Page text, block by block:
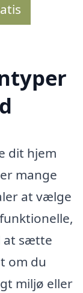
dit hjem
mange
at vælge
at sætte
om du
miljø eller